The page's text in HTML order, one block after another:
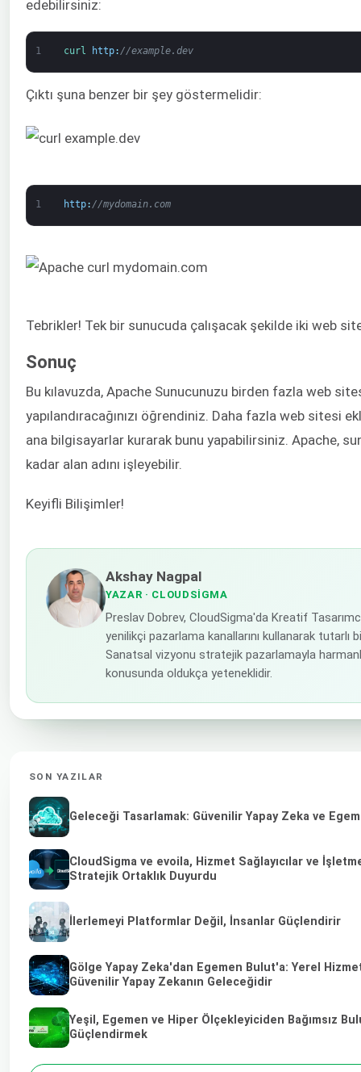
edebilirsiniz:
1 curl http: //example.dev
Çıktı şuna benzer bir şey göstermelidir:
1 http: //mydomain.com
Tebrikler! Tek bir sunucuda çalışacak şekilde iki web
Sonuç
Bu kılavuzda, Apache Sunucunuzu birden fazla web
yapılandıracağınızı öğrendiniz. Daha fazla web sitesi
ana bilgisayarlar kurarak bunu yapabilirsiniz. Apache,
kadar alan adını işleyebilir.
Keyifli Bilişimler!
Akshay Nagpal
YAZAR · CLOUDSIGMA
Preslav Dobrev, CloudSigma'da Kreatif
yenilikçi pazarlama kanallarını kullanarak
Sanatsal vizyonu stratejik pazarlamayla
konusunda oldukça yeteneklidir.
SON YAZILAR
Geleceği Tasarlamak: Güvenilir Yapay Zeka ve
CloudSigma ve evoila, Hizmet Sağlayıcılar ve
Stratejik Ortaklık Duyurdu
İlerlemeyi Platformlar Değil, İnsanlar Güçlendirir
Gölge Yapay Zeka'dan Egemen Bulut'a: Yerel
Güvenilir Yapay Zekanın Geleceğidir
Yeşil, Egemen ve Hiper Ölçekleyiciden Bağımsız
Güçlendirmek